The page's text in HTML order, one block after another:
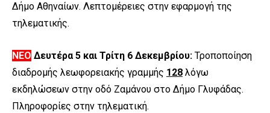
Δήμο Αθηναίων. Λεπτομέρειες στην εφαρμογή της
τηλεματικής.
ΝΕΟ Δευτέρα 5 και Τρίτη 6 Δεκεμβρίου: Τροποποίηση
διαδρομής λεωφορειακής γραμμής 128 λόγω
εκδηλώσεων στην οδό Ζαμάνου στο Δήμο Γλυφάδας.
Πληροφορίες στην τηλεματική.